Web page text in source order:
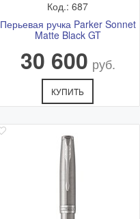
Код.: 687
Перьевая ручка Parker Sonnet
Matte Black GT
30 600 руб.
КУПИТЬ